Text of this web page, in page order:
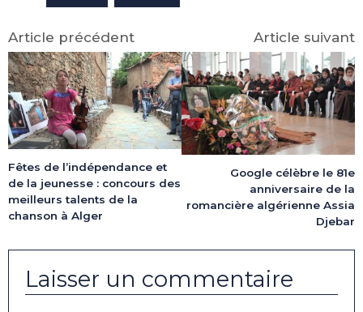
Article précédent
Fêtes de l’indépendance et
de la jeunesse : concours des
meilleurs talents de la
chanson à Alger
Article suivant
Google célèbre le 81e
anniversaire de la
romancière algérienne Assia
Djebar
Laisser un commentaire